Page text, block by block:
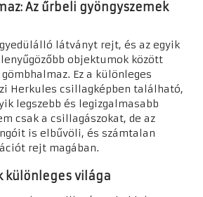
Az űrbeli gyöngyszemek
látványt rejt, és az egyik
objektumok között
Ez a különleges
Herkules csillagképben található,
legszebb és legizgalmasabb
csak a csillagászokat, de az
is elbűvöli, és számtalan
rejt magában.
különleges világa